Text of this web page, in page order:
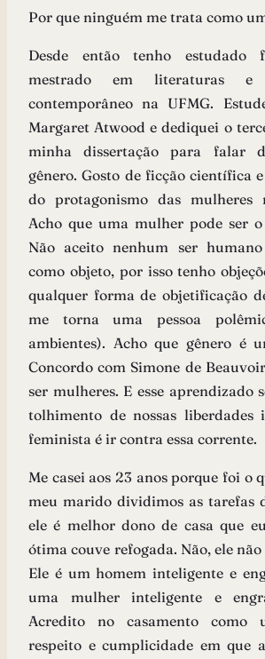
Por que ninguém me trata como
Desde então tenho estudado
mestrado em literaturas
contemporâneo na UFMG.
Margaret Atwood e dediquei o
minha dissertação para falar
gênero. Gosto de ficção científica
do protagonismo das mulheres
Acho que uma mulher pode ser
Não aceito nenhum ser
como objeto, por isso tenho
qualquer forma de objetificação
me torna uma pessoa
ambientes). Acho que gênero é
Concordo com Simone de
ser mulheres. E esse aprendizado
tolhimento de nossas liberdades
feminista é ir contra essa corrente.
Me casei aos 23 anos porque foi o
meu marido dividimos as tarefas
ele é melhor dono de casa que
ótima couve refogada. Não, ele
Ele é um homem inteligente e
uma mulher inteligente e
Acredito no casamento como
respeito e cumplicidade em que